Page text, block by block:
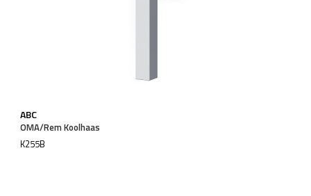
ABC
OMA/Rem Koolhaas
K255B